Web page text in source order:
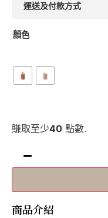
運送及付款方式
顏色
賺取至少40 點數.
商品介紹